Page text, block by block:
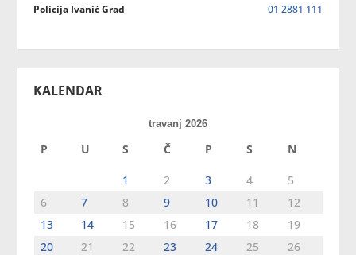
Policija Ivanić Grad 01 2881 111
KALENDAR
travanj 2026
P U S Č P S N
1 2 3 4
5
6
7 8 9 10 11
12
13
14 15 16 17 18
19
20
21 22 23 24 25
26